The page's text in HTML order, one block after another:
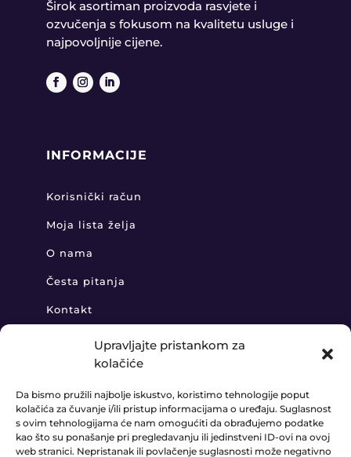
Upravljajte pristankom za
kolačiće
Da bismo pružili najbolje iskustvo, koristimo tehnologije poput
kolačića za čuvanje i/ili pristup informacijama o uređaju. Suglasnost
s ovim tehnologijama će nam omogućiti da obrađujemo podatke
kao što su ponašanje pri pregledavanju ili jedinstveni ID-ovi na ovoj
web stranici. Nepristanak ili povlačenje suglasnosti može negativno
Širok asortiman proizvoda rasvjete i
ozvučenja s fokusom na kvalitetu usluge i
najpovoljnije cijene.
INFORMACIJE
Korisnički račun
Moja lista želja
O nama
Česta pitanja
Kontakt
 +385 91 888 6406
 prodaja@ledaudio.hr